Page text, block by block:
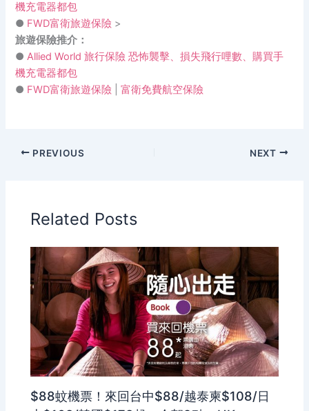
機充電器都包
● FWD富衛旅遊保險 >
旅遊保險推介：
●Allied World 旅行保險 恐怖襲擊、損失飛行哩數、購買手
機充電器都包
● FWD富衛旅遊保險 |富衛免費航空保險
PREVIOUS NEXT
Related Posts
$88蚊機票！來回台中$88/越泰柬$108/日